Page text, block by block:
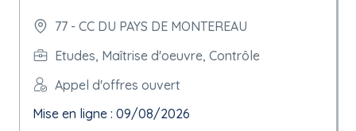
77 - CC DU PAYS DE MONTEREAU
Etudes, Maîtrise d'oeuvre, Contrôle
Appel d'offres ouvert
Mise en ligne : 09/08/2026